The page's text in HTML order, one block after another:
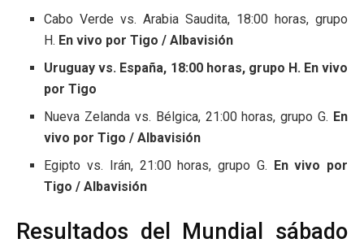
Cabo Verde vs. Arabia Saudita, 18:00 horas, grupo
H. En vivo por Tigo / Albavisión
Uruguay vs. España, 18:00 horas, grupo H. En vivo
por Tigo
Nueva Zelanda vs. Bélgica, 21:00 horas, grupo G. En
vivo por Tigo / Albavisión
Egipto vs. Irán, 21:00 horas, grupo G. En vivo por
Tigo / Albavisión
Resultados del Mundial sábado